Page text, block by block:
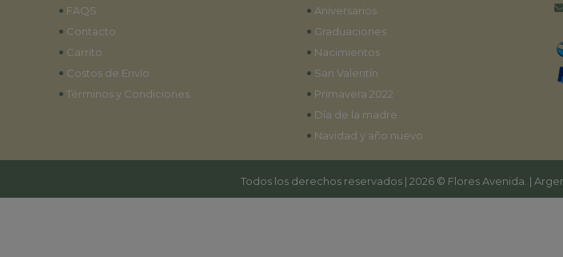
• FAQS
• Contacto
• Carrito
• Costos de Envío
• Términos y Condiciones
• Aniversarios
• Graduaciones
• Nacimientos
• San Valentín
• Primavera 2022
• Día de la madre
• Navidad y año nuevo
Todos los derechos reservados | 2026 © Flores Avenida. |